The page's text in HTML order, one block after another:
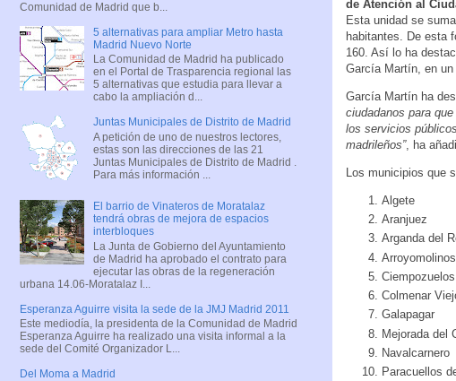
de Atención al
Esta unidad se
habitantes. De esta
160. Así lo ha
García Martín, en un
García Martín ha
ciudadanos para
los servicios
madrileños”, ha
Los municipios que
Algete
Aranjuez
Arganda del
Arroyomolinos
Ciempozuelos
Colmenar
Galapagar
Mejorada del
Navalcarnero
Paracuellos
Comunidad de Madrid que b...
5 alternativas para ampliar Metro hasta
Madrid Nuevo Norte
La Comunidad de Madrid ha publicado
en el Portal de Trasparencia regional las
5 alternativas que estudia para llevar a
cabo la ampliación d...
Juntas Municipales de Distrito de Madrid
A petición de uno de nuestros lectores,
estas son las direcciones de las 21
Juntas Municipales de Distrito de Madrid .
Para más información ...
El barrio de Vinateros de Moratalaz
tendrá obras de mejora de espacios
interbloques
La Junta de Gobierno del Ayuntamiento
de Madrid ha aprobado el contrato para
ejecutar las obras de la regeneración
urbana 14.06-Moratalaz I...
Esperanza Aguirre visita la sede de la JMJ Madrid 2011
Este mediodía, la presidenta de la Comunidad de Madrid
Esperanza Aguirre ha realizado una visita informal a la
sede del Comité Organizador L...
Del Moma a Madrid